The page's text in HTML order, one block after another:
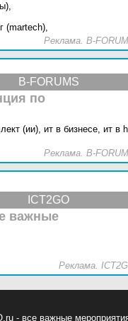
(martech),
Реклама. B-
B-FORUMS
по
(ии), ит в бизнесе, ит в
Реклама. B-
ICT2GO
важные
Реклама.
- все важные